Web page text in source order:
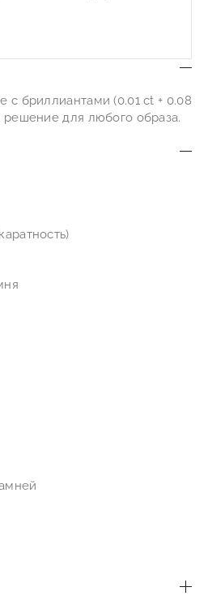
с бриллиантами (0.01 ct + 0.08
решение для любого образа.